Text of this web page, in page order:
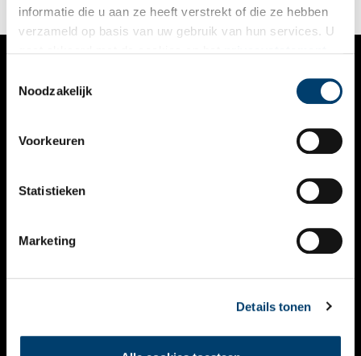
informatie die u aan ze heeft verstrekt of die ze hebben
verzameld op basis van uw gebruik van hun services. U
Noodzakelijk
Voorkeuren
Statistieken
Marketing
Details tonen
VERHALEN
KALENDER
THEMA’S
VIDEO’S
CONTACT